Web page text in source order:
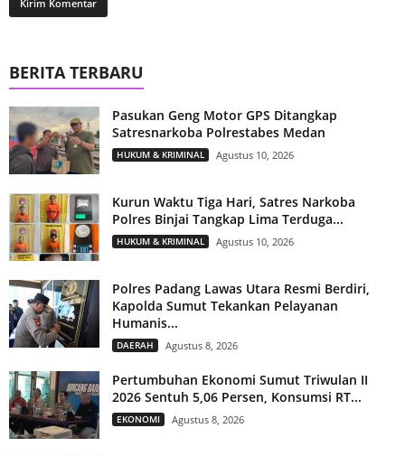
BERITA TERBARU
Pasukan Geng Motor GPS Ditangkap
Satresnarkoba Polrestabes Medan
HUKUM & KRIMINAL Agustus 10, 2026
Kurun Waktu Tiga Hari, Satres Narkoba
Polres Binjai Tangkap Lima Terduga...
HUKUM & KRIMINAL Agustus 10, 2026
Polres Padang Lawas Utara Resmi Berdiri,
Kapolda Sumut Tekankan Pelayanan
Humanis...
DAERAH Agustus 8, 2026
Pertumbuhan Ekonomi Sumut Triwulan II
2026 Sentuh 5,06 Persen, Konsumsi RT...
EKONOMI Agustus 8, 2026